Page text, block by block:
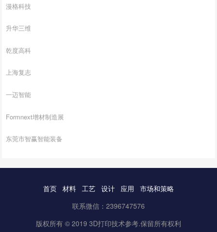
漫格科技
升华三维
乾度高科
上海复志
一迈智能
Formnext增材制造展
东莞市智赢智能装备
首页 材料 工艺 设计 应用
市场和策略
联系微信：2396747576
版权所有 © 2019 3D打印技术参考.保留所有权利